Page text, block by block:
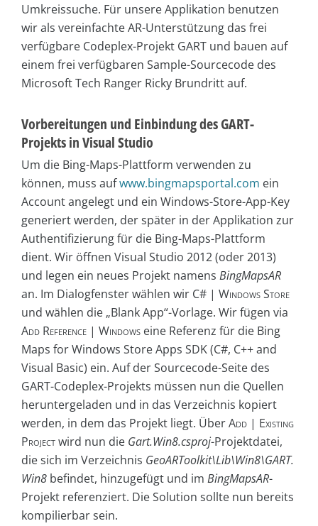
Umkreissuche. Für unsere Applikation benutzen
wir als vereinfachte AR-Unterstützung das frei
verfügbare Codeplex-Projekt GART und bauen auf
einem frei verfügbaren Sample-Sourcecode des
Microsoft Tech Ranger Ricky Brundritt auf.
Vorbereitungen und Einbindung des GART-
Projekts in Visual Studio
Um die Bing-Maps-Plattform verwenden zu
können, muss aufwww.bingmapsportal.com ein
Account angelegt und ein Windows-Store-App-Key
generiert werden, der später in der Applikation zur
Authentifizierung für die Bing-Maps-Plattform
dient. Wir öffnen Visual Studio 2012 (oder 2013)
und legen ein neues Projekt namens BingMapsAR
an. Im Dialogfenster wählen wir C# | Windows Store
und wählen die „Blank App“-Vorlage. Wir fügen via
Add Reference | Windows eine Referenz für die Bing
Maps for Windows Store Apps SDK (C#, C++ and
Visual Basic) ein. Auf der Sourcecode-Seite des
GART-Codeplex-Projekts müssen nun die Quellen
heruntergeladen und in das Verzeichnis kopiert
werden, in dem das Projekt liegt. ÜberAdd | Existing
Projectwird nun die Gart.Win8.csproj-Projektdatei,
die sich im Verzeichnis GeoARToolkit\Lib\Win8\GART.
Win8 befindet, hinzugefügt und im BingMapsAR-
Projekt referenziert. Die Solution sollte nun bereits
kompilierbar sein.